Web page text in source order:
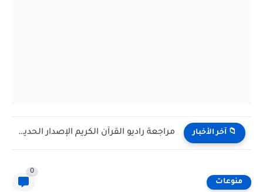
📁 آخر الأخبار مراجعة راديو القرآن الكريم الإصدار الحديث H798BT: مكتبة إسلامية شاملة...
منوعات
0